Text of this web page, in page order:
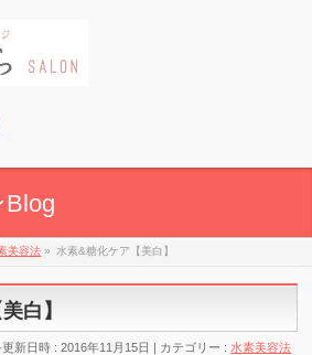
美容法 » 水素&糖化ケア【美白】
白】
更新日時 : 2016年11月15日 カテゴリー :水素美容法